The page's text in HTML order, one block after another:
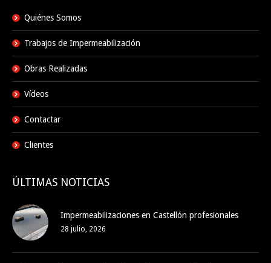
Quiénes Somos
Trabajos de Impermeabilización
Obras Realizadas
Vídeos
Contactar
Clientes
ÚLTIMAS NOTICIAS
Impermeabilizaciones en Castellón profesionales
28 julio, 2026